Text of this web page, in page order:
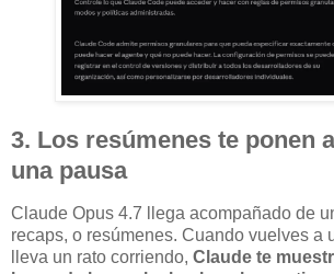
3. Los resúmenes te ponen
una pausa
Claude Opus 4.7 llega acompañado de
recaps, o resúmenes. Cuando vuelves a
lleva un rato corriendo, Claude te